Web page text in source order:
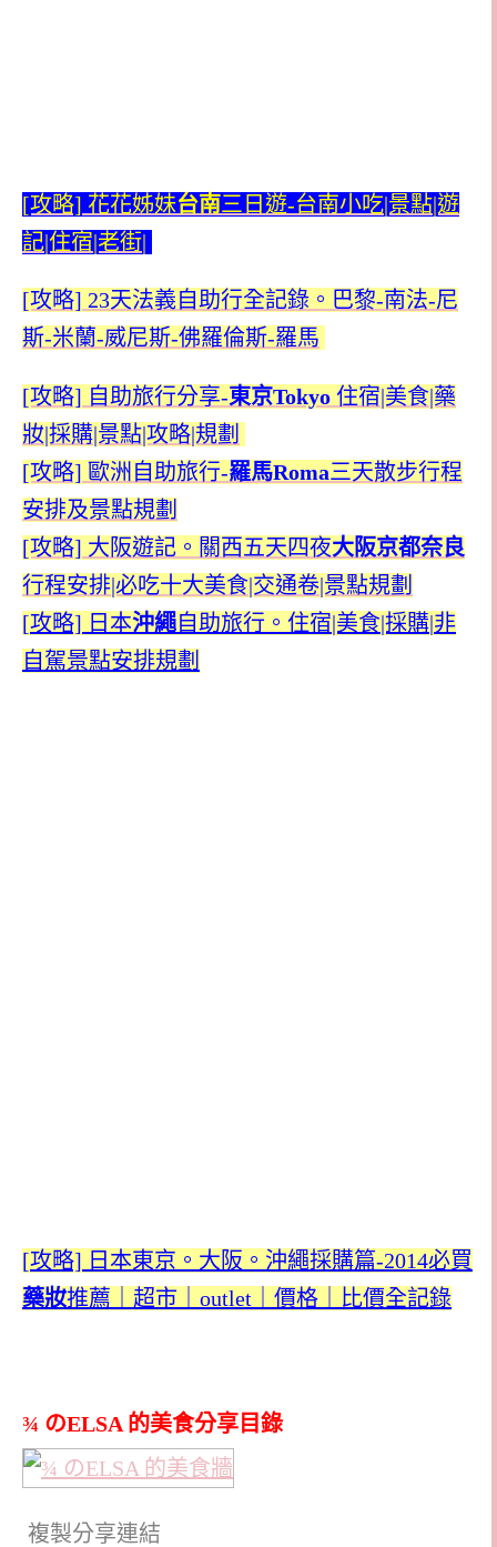
[攻略] 花花姊妹台南三日遊-台南小吃|景點|遊
記|住宿|老街|
[攻略] 23天法義自助行全記錄。巴黎-南法-尼
斯-米蘭-威尼斯-佛羅倫斯-羅馬
[攻略] 自助旅行分享-東京Tokyo 住宿|美食|藥
妝|採購|景點|攻略|規劃
[攻略] 歐洲自助旅行-羅馬Roma三天散步行程
安排及景點規劃
[攻略] 大阪遊記。關西五天四夜大阪京都奈良
行程安排|必吃十大美食|交通卷|景點規劃
[攻略] 日本沖繩自助旅行。住宿|美食|採購|非
自駕景點安排規劃
[攻略] 日本東京。大阪。沖繩採購篇-2014必買
藥妝推薦｜ 超市｜outlet｜價格｜比價全記錄
¾ のELSA 的美食分享目錄
複製分享連結